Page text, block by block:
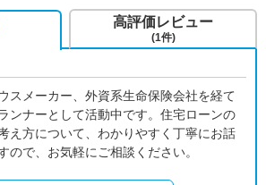
スメーカー、外資系生命保険会社を経て
ンナーとして活動中です。住宅ローンの
え方について、わかりやすく丁寧にお話
ので、お気軽にご相談ください。
高評価レビュー
(1件)